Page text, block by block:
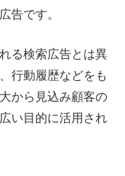
告です。
る検索広告とは異
行動履歴などをも
から見込み顧客の
い目的に活用され